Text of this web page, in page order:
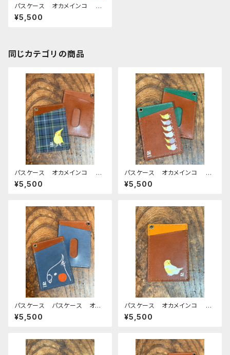
パスケース オカメインコ 横
顔 モノトーン ネイビー お
かめいんこ
¥5,500
同じカテゴリの商品
パスケース オカメインコ イ
エロー ネイビー タータンチ
ェック ブラウン おかめいん
¥5,500
パスケース オカメインコ ブ
ラウン ダークグリーン おか
めいんこ ぽわんシリーズ 栃
¥5,500
パスケース パスケース オカ
メインコ モノトーン 横顔
ネイビー ブラウン 栃木レザ
¥5,500
パスケース オカメインコ ル
チノー ブラウン キャメル お
かめいんこ 栃木レザー
¥5,500